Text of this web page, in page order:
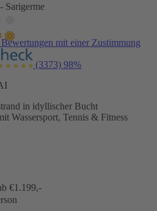
Sarigerme
mit einer Zustimmung
(3373) 98%
in idyllischer Bucht
Wassersport, Tennis & Fitness
€1.199,-